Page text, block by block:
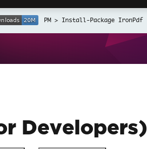
Install-Package IronPdf
Developers)